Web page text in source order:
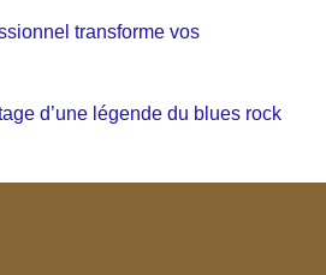
transforme vos
d’une légende du blues rock